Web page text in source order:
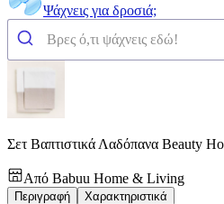
Ψάχνεις για δροσιά;
Σετ Βαπτιστικά Λαδόπανα Beauty
Από Babuu Home & Living
Περιγραφή Χαρακτηριστικά